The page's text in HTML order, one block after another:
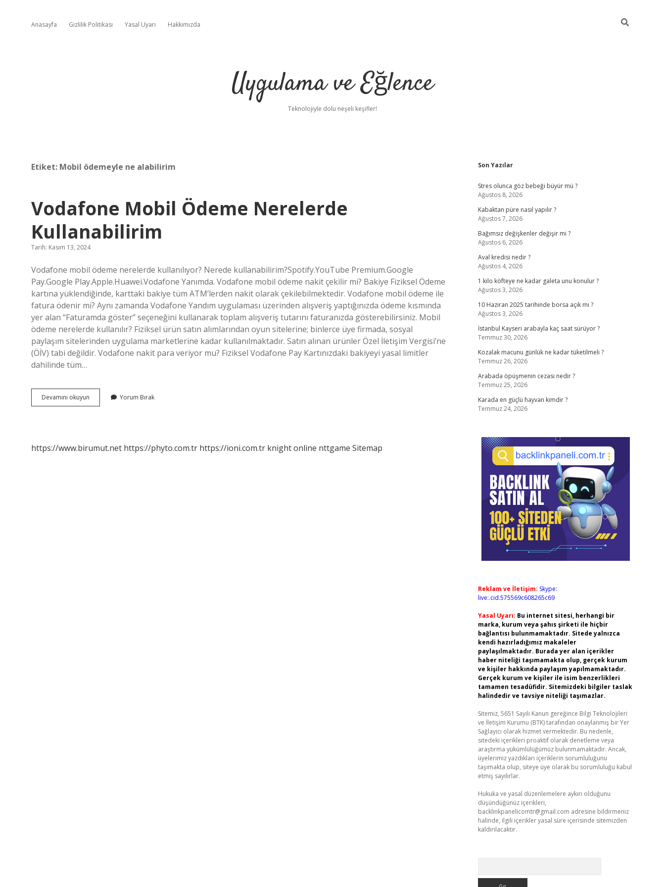
Anasayfa Gizlilik Politikası Yasal Uyarı Hakkımızda
Uygulama ve Eğlence
Teknolojiyle dolu neşeli keşifler!
Etiket: Mobil ödemeyle ne alabilirim
Vodafone Mobil Ödeme Nerelerde
Kullanabilirim
Tarih: Kasım 13, 2024
Vodafone mobil ödeme nerelerde kullanılıyor? Nerede kullanabilirim?Spotify.YouTube Premium.Google
Pay.Google Play.Apple.Huawei.Vodafone Yanımda. Vodafone mobil ödeme nakit çekilir mi? Bakiye Fiziksel Ödeme
kartına yüklendiğinde, karttaki bakiye tüm ATM’lerden nakit olarak çekilebilmektedir. Vodafone mobil ödeme ile
fatura ödenir mi? Aynı zamanda Vodafone Yandım uygulaması üzerinden alışveriş yaptığınızda ödeme kısmında
yer alan “Faturamda göster” seçeneğini kullanarak toplam alışveriş tutarını faturanızda gösterebilirsiniz. Mobil
ödeme nerelerde kullanılır? Fiziksel ürün satın alımlarından oyun sitelerine; binlerce üye firmada, sosyal
paylaşım sitelerinden uygulama marketlerine kadar kullanılmaktadır. Satın alınan ürünler Özel İletişim Vergisi’ne
(ÖİV) tabi değildir. Vodafone nakit para veriyor mu? Fiziksel Vodafone Pay Kartınızdaki bakiyeyi yasal limitler
dahilinde tüm…
Devamını okuyun Vodafone
Mobil
Yorum Bırak
https://www.birumut.net https://phyto.com.tr https://ioni.com.tr knight online nttgame Sitemap
Sidebar
Son Yazılar
Stres olunca göz bebeği büyür mü ?
Ağustos 8, 2026
Kabaktan püre nasıl yapılır ?
Ağustos 7, 2026
Bağımsız değişkenler değişir mi ?
Ağustos 6, 2026
Aval kredisi nedir ?
Ağustos 4, 2026
1 kilo köfteye ne kadar galeta unu konulur ?
Ağustos 3, 2026
10 Haziran 2025 tarihinde borsa açık mı ?
Ağustos 3, 2026
İstanbul Kayseri arabayla kaç saat sürüyor ?
Temmuz 30, 2026
Kozalak macunu günlük ne kadar tüketilmeli ?
Temmuz 26, 2026
Arabada öpüşmenin cezası nedir ?
Temmuz 25, 2026
Karada en güçlü hayvan kimdir ?
Temmuz 24, 2026
Reklam ve İletişim: Skype:
live:.cid.575569c608265c69
Yasal Uyarı: Bu internet sitesi, herhangi bir
marka, kurum veya şahıs şirketi ile hiçbir
bağlantısı bulunmamaktadır. Sitede yalnızca
kendi hazırladığımız makaleler
paylaşılmaktadır. Burada yer alan içerikler
haber niteliği taşımamakta olup, gerçek kurum
ve kişiler hakkında paylaşım yapılmamaktadır.
Gerçek kurum ve kişiler ile isim benzerlikleri
tamamen tesadüfidir. Sitemizdeki bilgiler taslak
halindedir ve tavsiye niteliği taşımazlar.
Sitemiz, 5651 Sayılı Kanun gereğince Bilgi Teknolojileri
ve İletişim Kurumu (BTK) tarafından onaylanmış bir Yer
Sağlayıcı olarak hizmet vermektedir. Bu nedenle,
sitedeki içerikleri proaktif olarak denetleme veya
araştırma yükümlülüğümüz bulunmamaktadır. Ancak,
üyelerimiz yazdıkları içeriklerin sorumluluğunu
taşımakta olup, siteye üye olarak bu sorumluluğu kabul
etmiş sayılırlar.
Hukuka ve yasal düzenlemelere aykırı olduğunu
düşündüğünüz içerikleri,
backlinkpanelicomtr@gmail.com adresine bildirmeniz
halinde, ilgili içerikler yasal süre içerisinde sitemizden
kaldırılacaktır.